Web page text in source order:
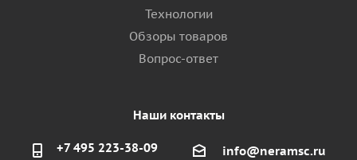
Технологии
Обзоры товаров
Вопрос-ответ
Наши контакты
+7 495 223-38-09 info@neramsc.ru